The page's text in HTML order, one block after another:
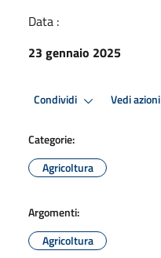
Data :
23 gennaio 2025
Condividi Vedi azioni
Categorie:
Agricoltura
Argomenti:
Agricoltura